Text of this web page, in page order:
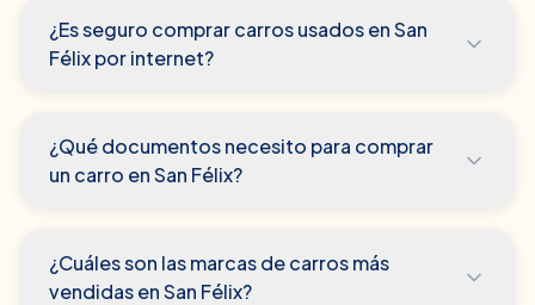
¿Es seguro comprar carros usados en San
Félix por internet?
¿Qué documentos necesito para comprar
un carro en San Félix?
¿Cuáles son las marcas de carros más
vendidas en San Félix?